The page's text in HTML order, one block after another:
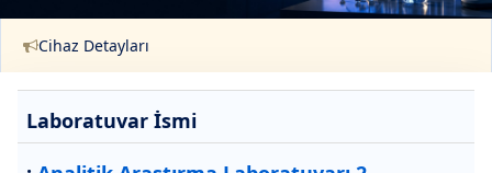
Cihaz Detayları
Laboratuvar İsmi